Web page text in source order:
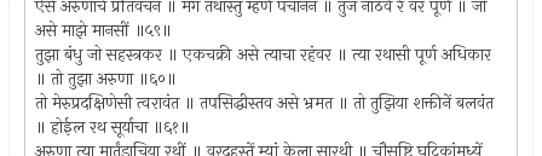
ऐसें अरुणाचें प्रतिवचन ॥ मग तथास्तु म्हणे पंचानन ॥ तुज नाठवे रे वर पूर्ण ॥ जो
असे माझे मानसीं ॥५९॥
तुझा बंधु जो सहस्त्रकर ॥ एकचक्री असे त्याचा रहंवर ॥ त्या रथासी पूर्ण अधिकार
॥ तो तुझा अरुणा ॥६०॥
तो मेरुप्रदक्षिणेसी त्वरावंत ॥ तपसिद्धीस्तव असे भ्रमत ॥ तो तुझिया शक्तीनें बलवंत
॥ होईल रथ सूर्याचा ॥६१॥